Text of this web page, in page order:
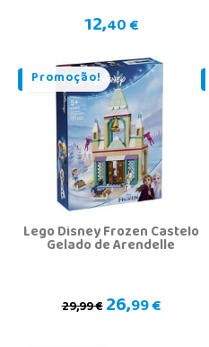
12,40 €
Promoção!
Lego Disney Frozen Castelo
Gelado de Arendelle
29,99 €26,99 €